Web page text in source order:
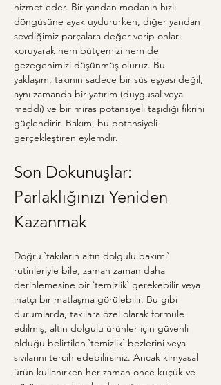
hizmet eder. Bir yandan modanın hızlı
döngüsüne ayak uydururken, diğer yandan
sevdiğimiz parçalara değer verip onları
koruyarak hem bütçemizi hem de
gezegenimizi düşünmüş oluruz. Bu
yaklaşım, takının sadece bir süs eşyası değil,
aynı zamanda bir yatırım (duygusal veya
maddi) ve bir miras potansiyeli taşıdığı fikrini
güçlendirir. Bakım, bu potansiyeli
gerçekleştiren eylemdir.
Son Dokunuşlar:
Parlaklığınızı Yeniden
Kazanmak
Doğru `takıların altın dolgulu bakımı`
rutinleriyle bile, zaman zaman daha
derinlemesine bir `temizlik` gerekebilir veya
inatçı bir matlaşma görülebilir. Bu gibi
durumlarda, takılara özel olarak formüle
edilmiş, altın dolgulu ürünler için güvenli
olduğu belirtilen `temizlik` bezlerini veya
sıvılarını tercih edebilirsiniz. Ancak kimyasal
ürün kullanırken her zaman önce küçük ve